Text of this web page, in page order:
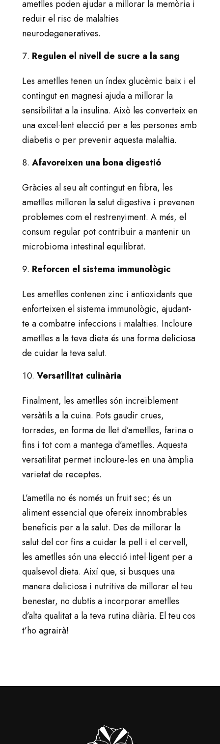
ametlles poden ajudar a millorar la memòria i
reduir el risc de malalties
neurodegeneratives.
Regulen el nivell de sucre a la sang
Les ametlles tenen un índex glucèmic baix i el
contingut en magnesi ajuda a millorar la
sensibilitat a la insulina. Això les converteix en
una excel·lent elecció per a les persones amb
diabetis o per prevenir aquesta malaltia.
Afavoreixen una bona digestió
Gràcies al seu alt contingut en fibra, les
ametlles milloren la salut digestiva i prevenen
problemes com el restrenyiment. A més, el
consum regular pot contribuir a mantenir un
microbioma intestinal equilibrat.
Reforcen el sistema immunològic
Les ametlles contenen zinc i antioxidants que
enforteixen el sistema immunològic, ajudant-
te a combatre infeccions i malalties. Incloure
ametlles a la teva dieta és una forma deliciosa
de cuidar la teva salut.
Versatilitat culinària
Finalment, les ametlles són increïblement
versàtils a la cuina. Pots gaudir crues,
torrades, en forma de llet d’ametlles, farina o
fins i tot com a mantega d’ametlles. Aquesta
versatilitat permet incloure-les en una àmplia
varietat de receptes.
L’ametlla no és només un fruit sec; és un
aliment essencial que ofereix innombrables
beneficis per a la salut. Des de millorar la
salut del cor fins a cuidar la pell i el cervell,
les ametlles són una elecció intel·ligent per a
qualsevol dieta. Així que, si busques una
manera deliciosa i nutritiva de millorar el teu
benestar, no dubtis a incorporar ametlles
d’alta qualitat a la teva rutina diària. El teu cos
t’ho agrairà!